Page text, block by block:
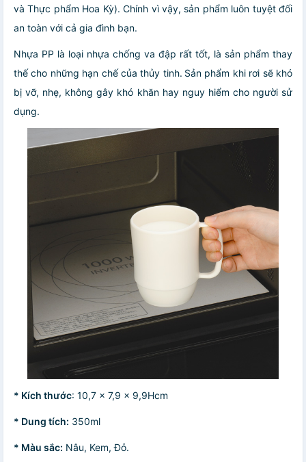
và Thực phẩm Hoa Kỳ). Chính vì vậy, sản phẩm luôn tuyệt đối
an toàn với cả gia đình bạn.
Nhựa PP là loại nhựa chống va đập rất tốt, là sản phẩm thay
thế cho những hạn chế của thủy tinh. Sản phẩm khi rơi sẽ khó
bị vỡ, nhẹ, không gây khó khăn hay nguy hiểm cho người sử
dụng.
* Kích thước: 10,7 x 7,9 x 9,9Hcm
* Dung tích: 350ml
* Màu sắc: Nâu, Kem, Đỏ.